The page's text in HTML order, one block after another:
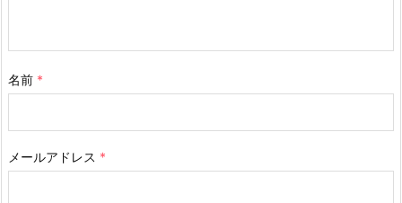
名前 *
メールアドレス *